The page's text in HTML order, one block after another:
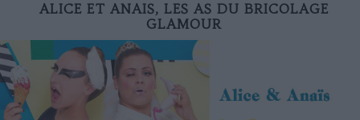
ALICE ET ANAIS, LES AS DU BRICOLAGE
GLAMOUR